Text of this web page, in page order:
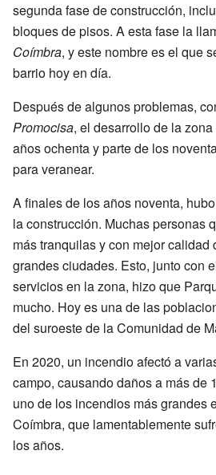
segunda fase de construcción,
bloques de pisos. A esta fase la
Coímbra, y este nombre es el que
barrio hoy en día.
Después de algunos problemas,
Promocisa, el desarrollo de la
años ochenta y parte de los
para veranear.
A finales de los años noventa,
la construcción. Muchas personas
más tranquilas y con mejor calidad
grandes ciudades. Esto, junto con
servicios en la zona, hizo que
mucho. Hoy es una de las
del suroeste de la Comunidad de
En 2020, un incendio afectó a
campo, causando daños a más de
uno de los incendios más grandes
Coímbra, que lamentablemente
los años.